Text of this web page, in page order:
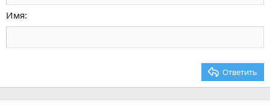
18
22
Tahoma
Times New Roman
Заголовок 2
Заголовок 3
Имя
Ответить